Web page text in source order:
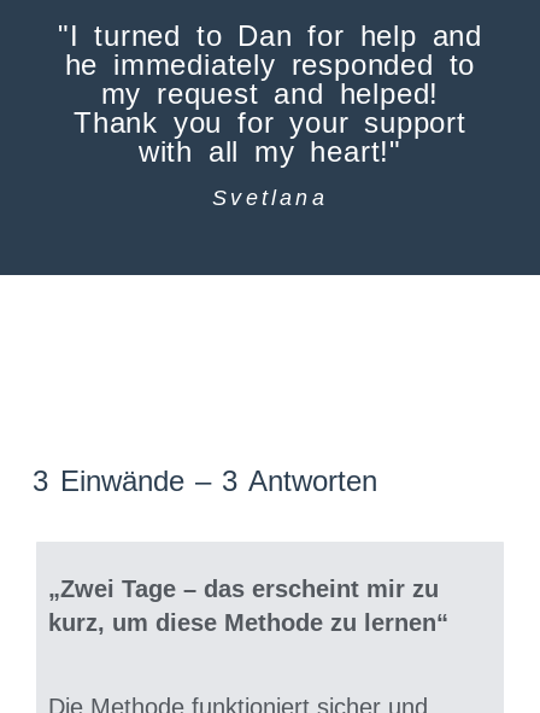
"I turned to Dan for help and
he immediately responded to
my request and helped!
Thank you for your support
with all my heart!"
Svetlana
3 Einwände – 3 Antworten
„Zwei Tage – das erscheint mir zu
kurz, um diese Methode zu lernen“
Die Methode funktioniert sicher und